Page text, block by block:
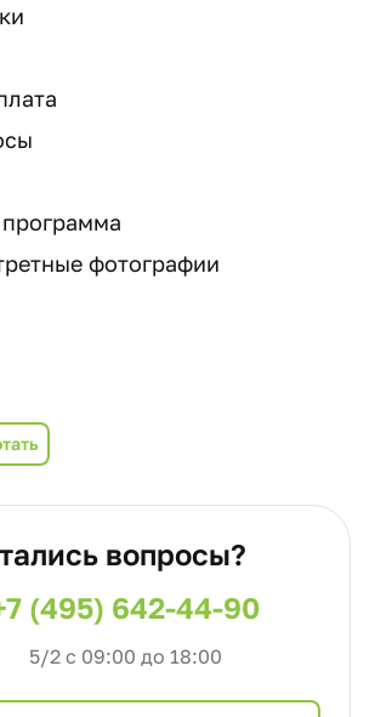
фотографии
вопросы?
(495) 642-44-90
5/2 с 09:00 до 18:00